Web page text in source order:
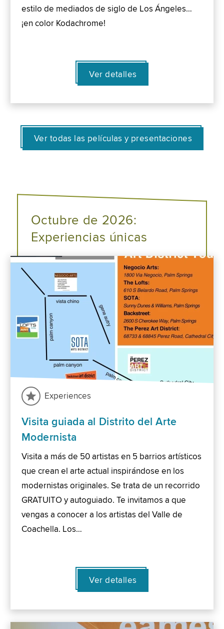
estilo de mediados de siglo de Los Ángeles…
¡en color Kodachrome!
Ver detalles
Ver todas las películas y presentaciones
Octubre de 2026:
Experiencias únicas
Experiences
Visita guiada al Distrito del Arte
Modernista
Visita a más de 50 artistas en 5 barrios artísticos
que crean el arte actual inspirándose en los
modernistas originales. Se trata de un recorrido
GRATUITO y autoguiado. Te invitamos a que
vengas a conocer a los artistas del Valle de
Coachella. Los…
Ver detalles